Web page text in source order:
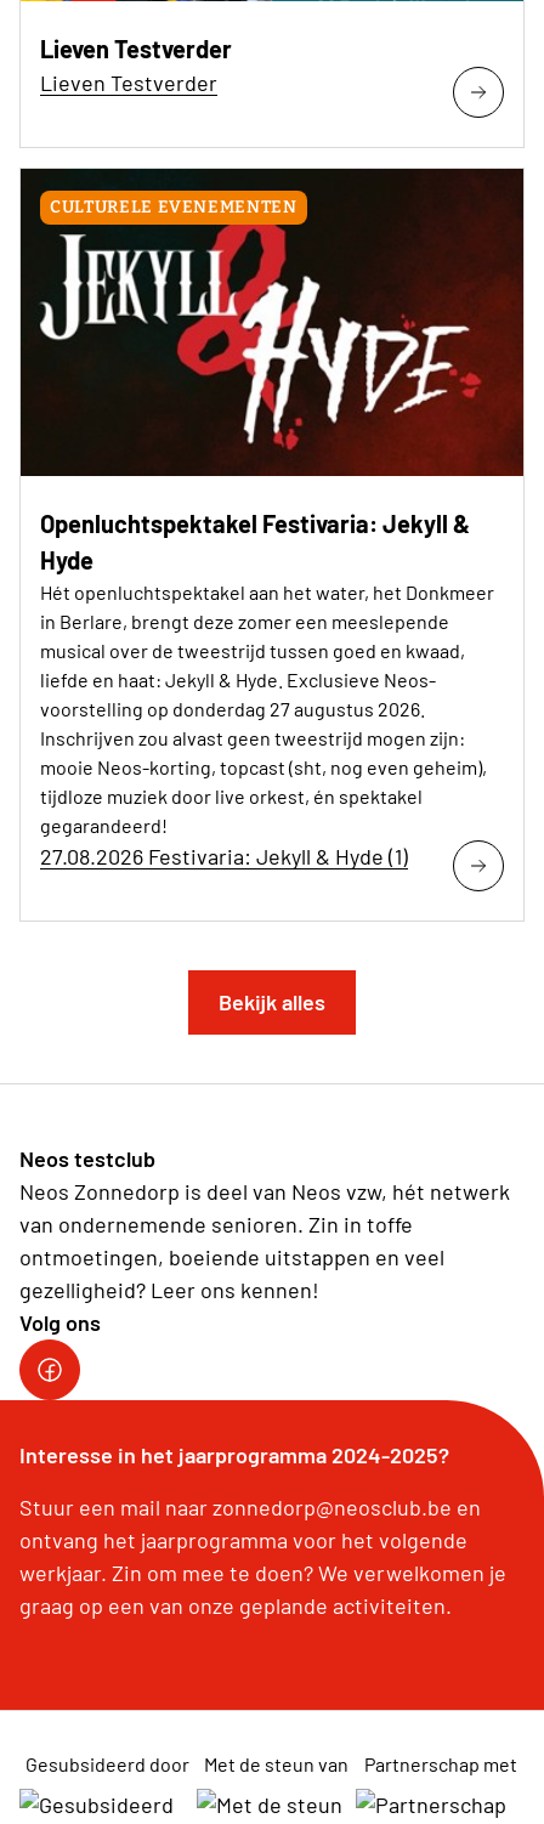
Lieven Testverder
Lieven Testverder
CULTURELE EVENEMENTEN
Openluchtspektakel Festivaria: Jekyll &
Hyde
Hét openluchtspektakel aan het water, het Donkmeer
in Berlare, brengt deze zomer een meeslepende
musical over de tweestrijd tussen goed en kwaad,
liefde en haat: Jekyll & Hyde. Exclusieve Neos-
voorstelling op donderdag 27 augustus 2026.
Inschrijven zou alvast geen tweestrijd mogen zijn:
mooie Neos-korting, topcast (sht, nog even geheim),
tijdloze muziek door live orkest, én spektakel
gegarandeerd!
27.08.2026 Festivaria: Jekyll & Hyde (1)
Bekijk alles
Neos testclub
Neos Zonnedorp is deel van Neos vzw, hét netwerk
van ondernemende senioren. Zin in toffe
ontmoetingen, boeiende uitstappen en veel
gezelligheid? Leer ons kennen!
Volg ons
Interesse in het jaarprogramma 2024-2025?
Stuur een mail naar zonnedorp@neosclub.be en
ontvang het jaarprogramma voor het volgende
werkjaar. Zin om mee te doen? We verwelkomen je
graag op een van onze geplande activiteiten.
Gesubsideerd door Met de steun van Partnerschap met